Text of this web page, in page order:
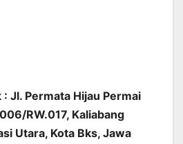
Jl. Permata Hijau Permai
RW.017, Kaliabang
Utara, Kota Bks, Jawa